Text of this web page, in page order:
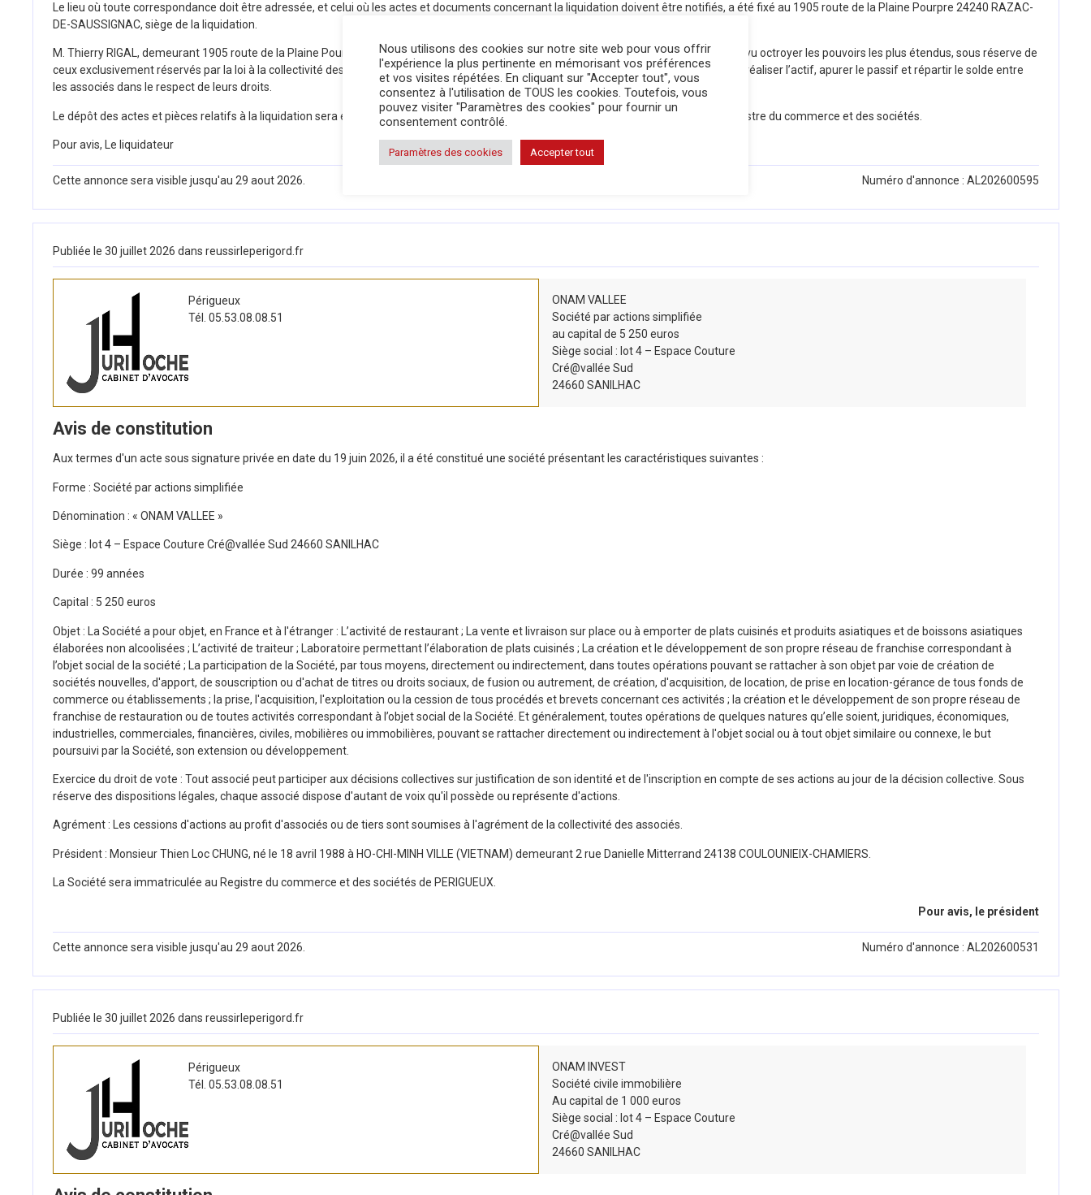
Le lieu où toute correspondance doit être adressée, et celui où les actes et documents concernant la liquidation doivent être notifiés, a été fixé au 1905 route de la Plaine Pourpre 24240 RAZAC-
DE-SAUSSIGNAC, siège de la liquidation.
M. Thierry RIGAL, demeurant 1905 route de la Plaine Pourpre 24240 RAZAC-DE-SAUSSIGNAC, a pris les fonctions de liquidateur et s’est vu octroyer les pouvoirs les plus étendus, sous réserve de
ceux exclusivement réservés par la loi à la collectivité des associés dans le but de lui permettre de mener à bien les opérations en cours, réaliser l’actif, apurer le passif et répartir le solde entre
les associés dans le respect de leurs droits.
Le dépôt des actes et pièces relatifs à la liquidation sera effectué au greffe du Tribunal de Commerce de BERGERAC, en annexe au Registre du commerce et des sociétés.
Pour avis, Le liquidateur
Cette annonce sera visible jusqu'au 29 aout 2026. Numéro d'annonce : AL202600595
Publiée le 30 juillet 2026 dans reussirleperigord.fr
Périgueux
Tél. 05.53.08.08.51
ONAM VALLEE
Société par actions simplifiée
au capital de 5 250 euros
Siège social : lot 4 – Espace Couture
Cré@vallée Sud
24660 SANILHAC
Avis de constitution
Aux termes d'un acte sous signature privée en date du 19 juin 2026, il a été constitué une société présentant les caractéristiques suivantes :
Forme : Société par actions simplifiée
Dénomination : « ONAM VALLEE »
Siège : lot 4 – Espace Couture Cré@vallée Sud 24660 SANILHAC
Durée : 99 années
Capital : 5 250 euros
Objet : La Société a pour objet, en France et à l'étranger : L’activité de restaurant ; La vente et livraison sur place ou à emporter de plats cuisinés et produits asiatiques et de boissons asiatiques
élaborées non alcoolisées ; L’activité de traiteur ; Laboratoire permettant l’élaboration de plats cuisinés ; La création et le développement de son propre réseau de franchise correspondant à
l’objet social de la société ; La participation de la Société, par tous moyens, directement ou indirectement, dans toutes opérations pouvant se rattacher à son objet par voie de création de
sociétés nouvelles, d'apport, de souscription ou d'achat de titres ou droits sociaux, de fusion ou autrement, de création, d'acquisition, de location, de prise en location-gérance de tous fonds de
commerce ou établissements ; la prise, l'acquisition, l'exploitation ou la cession de tous procédés et brevets concernant ces activités ; la création et le développement de son propre réseau de
franchise de restauration ou de toutes activités correspondant à l’objet social de la Société. Et généralement, toutes opérations de quelques natures qu’elle soient, juridiques, économiques,
industrielles, commerciales, financières, civiles, mobilières ou immobilières, pouvant se rattacher directement ou indirectement à l'objet social ou à tout objet similaire ou connexe, le but
poursuivi par la Société, son extension ou développement.
Exercice du droit de vote : Tout associé peut participer aux décisions collectives sur justification de son identité et de l'inscription en compte de ses actions au jour de la décision collective. Sous
réserve des dispositions légales, chaque associé dispose d'autant de voix qu'il possède ou représente d'actions.
Agrément : Les cessions d'actions au profit d'associés ou de tiers sont soumises à l'agrément de la collectivité des associés.
Président : Monsieur Thien Loc CHUNG, né le 18 avril 1988 à HO-CHI-MINH VILLE (VIETNAM) demeurant 2 rue Danielle Mitterrand 24138 COULOUNIEIX-CHAMIERS.
La Société sera immatriculée au Registre du commerce et des sociétés de PERIGUEUX.
Pour avis, le président
Cette annonce sera visible jusqu'au 29 aout 2026. Numéro d'annonce : AL202600531
Publiée le 30 juillet 2026 dans reussirleperigord.fr
Périgueux
Tél. 05.53.08.08.51
ONAM INVEST
Société civile immobilière
Au capital de 1 000 euros
Siège social : lot 4 – Espace Couture
Cré@vallée Sud
24660 SANILHAC
Nous utilisons des cookies sur notre site web pour vous offrir
l'expérience la plus pertinente en mémorisant vos préférences
et vos visites répétées. En cliquant sur "Accepter tout", vous
consentez à l'utilisation de TOUS les cookies. Toutefois, vous
pouvez visiter "Paramètres des cookies" pour fournir un
consentement contrôlé.
Paramètres des cookies Accepter tout